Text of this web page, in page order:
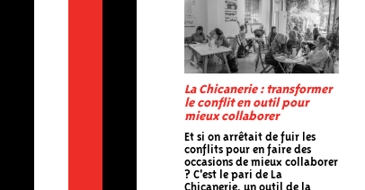
La Chicanerie : transformer
le conflit en outil pour
mieux collaborer
Et si on arrêtait de fuir les
conflits pour en faire des
occasions de mieux collaborer
? C'est le pari de La